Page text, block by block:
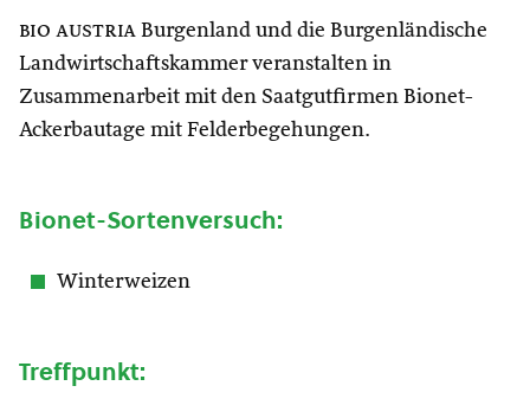
bio austria Burgenland und die Burgenländische
Landwirtschaftskammer veranstalten in
Zusammenarbeit mit den Saatgutfirmen Bionet-
Ackerbautage mit Felderbegehungen.
Bionet-Sortenversuch:
Winterweizen
Treffpunkt: